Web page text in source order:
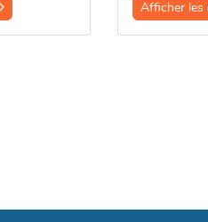
Afficher les